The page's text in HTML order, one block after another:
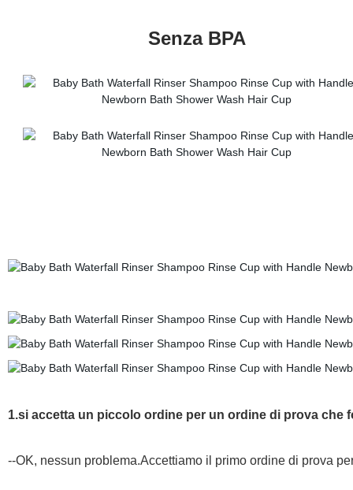
Senza BPA
1.si accetta un piccolo ordine per un ordine di prova che
--OK, nessun problema.Accettiamo il primo ordine di prova